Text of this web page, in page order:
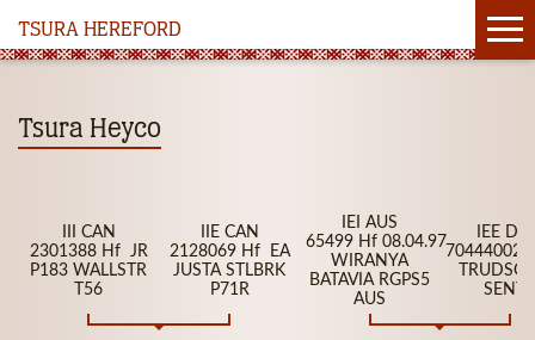
TSURA HEREFORD
Tsura Heyco
III CAN
2301388 Hf JR
P183 WALLSTR
T56
IIE CAN
2128069 Hf EA
JUSTA STLBRK
P71R
IEI AUS
65499 Hf 08.04.97
WIRANYA
BATAVIA RGPS5
AUS
IEE
SENTA